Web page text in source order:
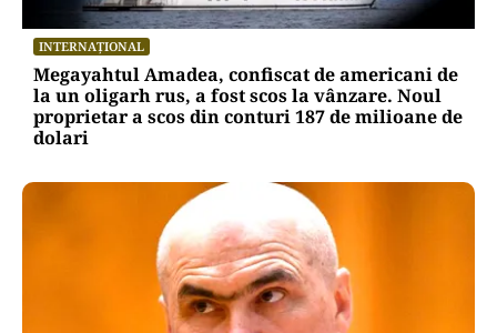
INTERNAȚIONAL
Megayahtul Amadea, confiscat de americani de
la un oligarh rus, a fost scos la vânzare. Noul
proprietar a scos din conturi 187 de milioane de
dolari